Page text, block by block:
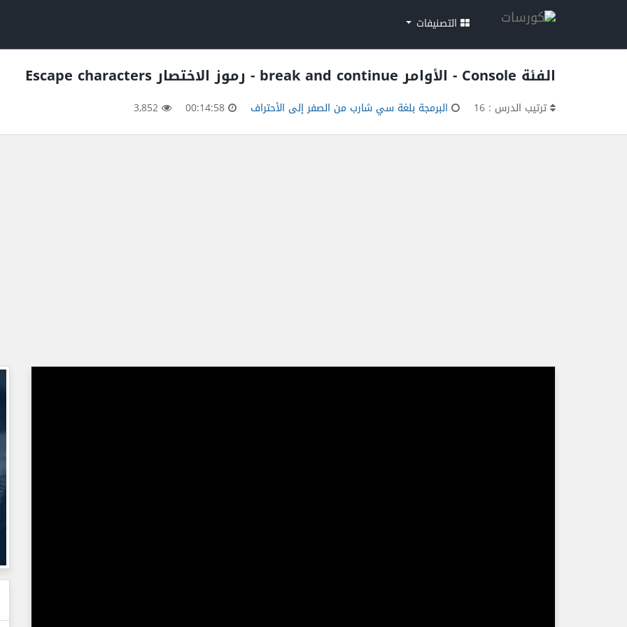
التصنيفات
الفئة Console - الأوامر break and continue - رموز الاختصار Escape characters
ترتيب الدرس : 16 البرمجة بلغة سي شارب من الصفر إلى الأحتراف